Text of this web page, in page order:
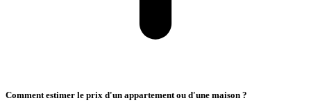
Comment estimer le prix d'un appartement ou d'une maison ?